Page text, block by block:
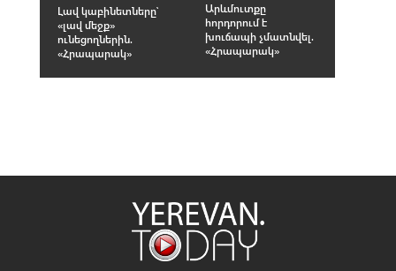
Լավ կաբինետները՝
«լավ մեջք»
ունեցողներին.
«Հրապարակ»
Արևմուտքը
հորդորում է
խուճապի չմատնվել.
«Հրապարակ»